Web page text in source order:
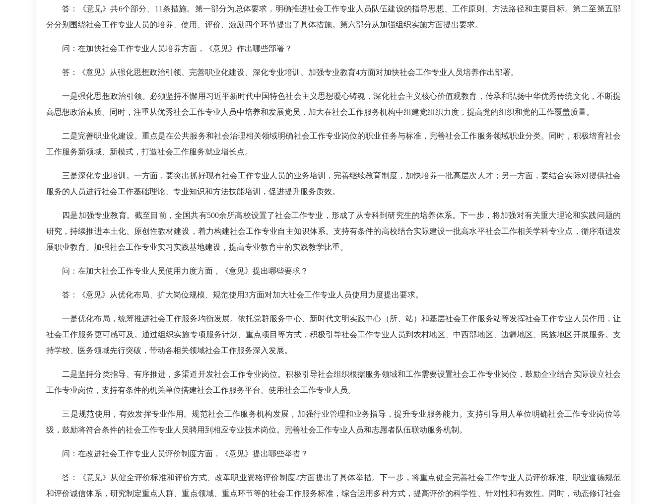
答：
《意见》共6个部分、11条措施。第一部分为总体要求，明确推进社会工作专业人员队伍建设的指导思想、工作原则、方法路径和主要目标。第二至第五部
分分别围绕社会工作专业人员的培养、使用、评价、激励四个环节提出了具体措施。第六部分从加强组织实施方面提出要求。
问：在加快社会工作专业人员培养方面，《意见》作出哪些部署？
答： 《意见》从强化思想政治引领、完善职业化建设、深化专业培训、加强专业教育4方面对加快社会工作专业人员培养作出部署。
一是强化思想政治引领。必须坚持不懈用习近平新时代中国特色社会主义思想凝心铸魂，深化社会主义核心价值观教育，传承和弘扬中华优秀传统文化，不断提
高思想政治素质。同时，注重从优秀社会工作专业人员中培养和发展党员，加大在社会工作服务机构中组建党组织力度，提高党的组织和党的工作覆盖质量。
二是完善职业化建设。重点是在公共服务和社会治理相关领域明确社会工作专业岗位的职业任务与标准，完善社会工作服务领域职业分类。同时，积极培育社会
工作服务新领域、新模式，打造社会工作服务就业增长点。
三是深化专业培训。一方面，要突出抓好现有社会工作专业人员的业务培训，完善继续教育制度，加快培养一批高层次人才；另一方面，要结合实际对提供社会
服务的人员进行社会工作基础理论、专业知识和方法技能培训，促进提升服务质效。
四是加强专业教育。截至目前，全国共有500余所高校设置了社会工作专业，形成了从专科到研究生的培养体系。下一步，将加强对有关重大理论和实践问题的
研究，持续推进本土化、原创性教材建设，着力构建社会工作专业自主知识体系。支持有条件的高校结合实际建设一批高水平社会工作相关学科专业点，循序渐进发
展职业教育。加强社会工作专业实习实践基地建设，提高专业教育中的实践教学比重。
问：在加大社会工作专业人员使用力度方面，《意见》提出哪些要求？
答： 《意见》从优化布局、扩大岗位规模、规范使用3方面对加大社会工作专业人员使用力度提出要求。
一是优化布局，统筹推进社会工作服务均衡发展。依托党群服务中心、新时代文明实践中心（所、站）和基层社会工作服务站等发挥社会工作专业人员作用，让
社会工作服务更可感可及。通过组织实施专项服务计划、重点项目等方式，积极引导社会工作专业人员到农村地区、中西部地区、边疆地区、民族地区开展服务。支
持学校、医务领域先行突破，带动各相关领域社会工作服务深入发展。
二是坚持分类指导、有序推进，多渠道开发社会工作专业岗位。积极引导社会组织根据服务领域和工作需要设置社会工作专业岗位，鼓励企业结合实际设立社会
工作专业岗位，支持有条件的机关单位搭建社会工作服务平台、使用社会工作专业人员。
三是规范使用，有效发挥专业作用。规范社会工作服务机构发展，加强行业管理和业务指导，提升专业服务能力。支持引导用人单位明确社会工作专业岗位等
级，鼓励将符合条件的社会工作专业人员聘用到相应专业技术岗位。完善社会工作专业人员和志愿者队伍联动服务机制。
问：在改进社会工作专业人员评价制度方面，《意见》提出哪些举措？
答：
《意见》从健全评价标准和评价方式、改革职业资格评价制度2方面提出了具体举措。下一步，将重点健全完善社会工作专业人员评价标准、职业道德规范
和评价诚信体系，研究制定重点人群、重点领域、重点环节等的社会工作服务标准，综合运用多种方式，提高评价的科学性、针对性和有效性。同时，动态修订社会